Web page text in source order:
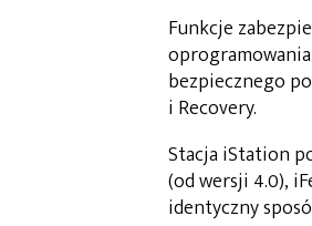
Funkcje
bezpiecznego
i Recovery.
Stacja iStation
(od wersji 4.0),
identyczny